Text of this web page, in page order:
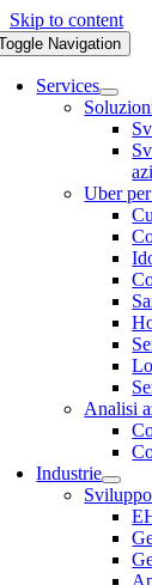
Skip to content
Navigation
Services
Uber
Analisi
Industrie